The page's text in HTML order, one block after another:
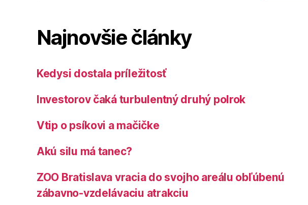
Najnovšie články
Kedysi dostala príležitosť
Investorov čaká turbulentný druhý polrok
Vtip o psíkovi a mačičke
Akú silu má tanec?
ZOO Bratislava vracia do svojho areálu obľúbenú
zábavno-vzdelávaciu atrakciu